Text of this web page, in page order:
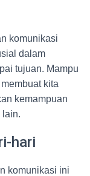
komunikasi
dalam
tujuan. Mampu
kita
kemampuan
lain.
hari
komunikasi ini